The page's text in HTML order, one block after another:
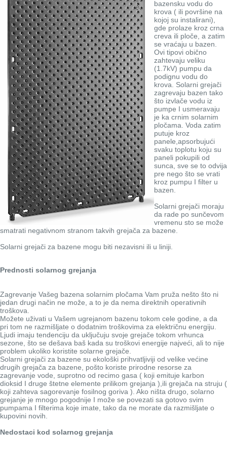
bazensku vodu do
krova ( ili površine na
kojoj su instalirani),
gde prolaze kroz crna
creva ili ploče, a zatim
se vraćaju u bazen.
Ovi tipovi obično
zahtevaju veliku
(1.7kV) pumpu da
podignu vodu do
krova. Solarni grejači
zagrevaju bazen tako
što izvlače vodu iz
pumpe I usmeravaju
je ka crnim solarnim
pločama. Voda zatim
putuje kroz
panele,apsorbujući
svaku toplotu koju su
paneli pokupili od
sunca, sve se to odvija
pre nego što se vrati
kroz pumpu I filter u
bazen.
Solarni grejači moraju
da rade po sunčevom
vremenu sto se može
smatrati negativnom stranom takvih grejača za bazene.
Solarni grejači za bazene mogu biti nezavisni ili u liniji.
Prednosti solarnog grejanja
Zagrevanje Vašeg bazena solarnim pločama Vam pruža nešto što ni
jedan drugi način ne može, a to je da nema direktnih operativnih
troškova.
Možete uživati u Vašem ugrejanom bazenu tokom cele godine, a da
pri tom ne razmišljate o dodatnim troškovima za električnu energiju.
Ljudi imaju tendenciju da uključuju svoje grejače tokom vrhunca
sezone, što se dešava baš kada su troškovi energije najveći, ali to nije
problem ukoliko koristite solarne grejače.
Solarni grejači za bazene su ekološki prihvatljiviji od velike većine
drugih grejača za bazene, pošto koriste prirodne resorse za
zagrevanje vode, suprotno od recimo gasa ( koji emituje karbon
dioksid I druge štetne elemente prilikom grejanja ),ili grejača na struju (
koji zahteva sagorevanje fosilnog goriva ). Ako ništa drugo, solarno
grejanje je mnogo pogodnije I može se povezati sa gotovo svim
pumpama I filterima koje imate, tako da ne morate da razmišljate o
kupovini novih.
Nedostaci kod solarnog grejanja